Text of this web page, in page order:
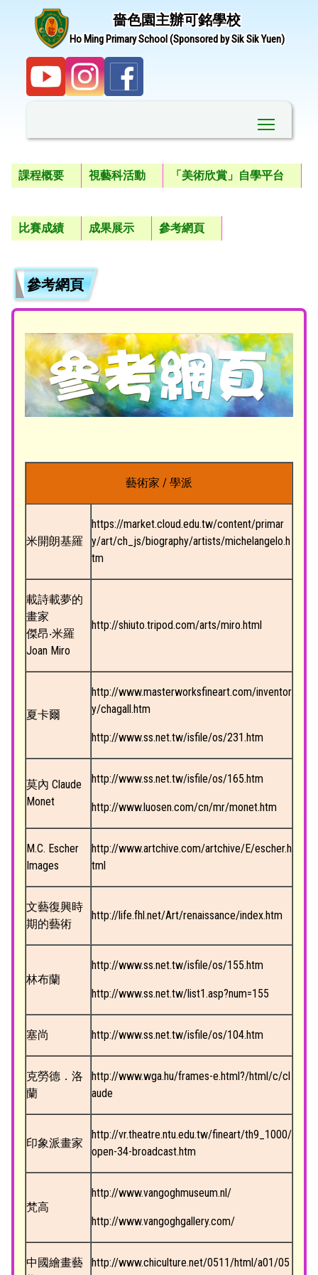
嗇色園主辦可銘學校
Ho Ming Primary School (Sponsored by Sik Sik Yuen)
課程概要 視藝科活動 「美術欣賞」自學平台
比賽成績 成果展示 參考網頁
參考網頁
藝術家 / 學派
米開朗基羅
https://market.cloud.edu.tw/content/primar
y/art/ch_js/biography/artists/michelangelo.h
tm
載詩載夢的
畫家
傑昂‧米羅
Joan Miro
http://shiuto.tripod.com/arts/miro.html
夏卡爾
http://www.masterworksfineart.com/inventor
y/chagall.htm
http://www.ss.net.tw/isfile/os/231.htm
莫內 Claude
Monet
http://www.ss.net.tw/isfile/os/165.htm
http://www.luosen.com/cn/mr/monet.htm
M.C. Escher
Images
http://www.artchive.com/artchive/E/escher.h
tml
文藝復興時
期的藝術
http://life.fhl.net/Art/renaissance/index.htm
林布蘭
http://www.ss.net.tw/isfile/os/155.htm
http://www.ss.net.tw/list1.asp?num=155
塞尚 http://www.ss.net.tw/isfile/os/104.htm
克勞德．洛
蘭
http://www.wga.hu/frames-e.html?/html/c/cl
aude
印象派畫家
http://vr.theatre.ntu.edu.tw/fineart/th9_1000/
open-34-broadcast.htm
梵高
http://www.vangoghmuseum.nl/
http://www.vangoghgallery.com/
中國繪畫藝
http://www.chiculture.net/0511/html/a01/05